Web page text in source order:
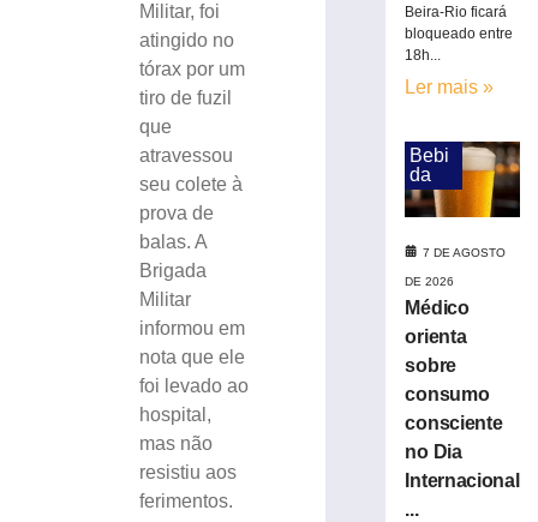
Militar, foi
atingido no
tórax por um
tiro de fuzil
que
atravessou
seu colete à
prova de
balas. A
Brigada
Militar
informou em
nota que ele
foi levado ao
hospital,
mas não
resistiu aos
ferimentos.
Mulher
parte
perna
amputada
após
atropelada
companheiro
Beira-Rio ficará
bloqueado entre
18h...
Ler mais »
Bebi
da
7 DE AGOSTO
DE 2026
Médico
orienta
sobre
consumo
consciente
no Dia
Internacional
...